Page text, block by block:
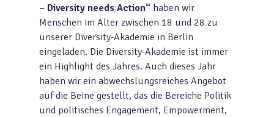
– Diversity needs Action“ haben wir
Menschen im Alter zwischen 18 und 28 zu
unserer Diversity-Akademie in Berlin
eingeladen. Die Diversity-Akademie ist immer
ein Highlight des Jahres. Auch dieses Jahr
haben wir ein abwechslungsreiches Angebot
auf die Beine gestellt, das die Bereiche Politik
und politisches Engagement, Empowerment,